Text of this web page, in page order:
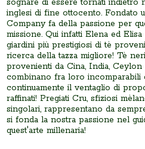
sognare di essere tornati indietro
inglesi di fine ottocento. Fondato
Company fa della passione per
missione. Qui infatti Elena ed
giardini più prestigiosi di tè
ricerca della tazza migliore! Tè
provenienti da Cina, India,
combinano fra loro incomparabili
continuamente il ventaglio di
raffinati! Pregiati Cru, sfiziosi
singolari, rappresentano da
si fonda la nostra passione nel
quest'arte millenaria!